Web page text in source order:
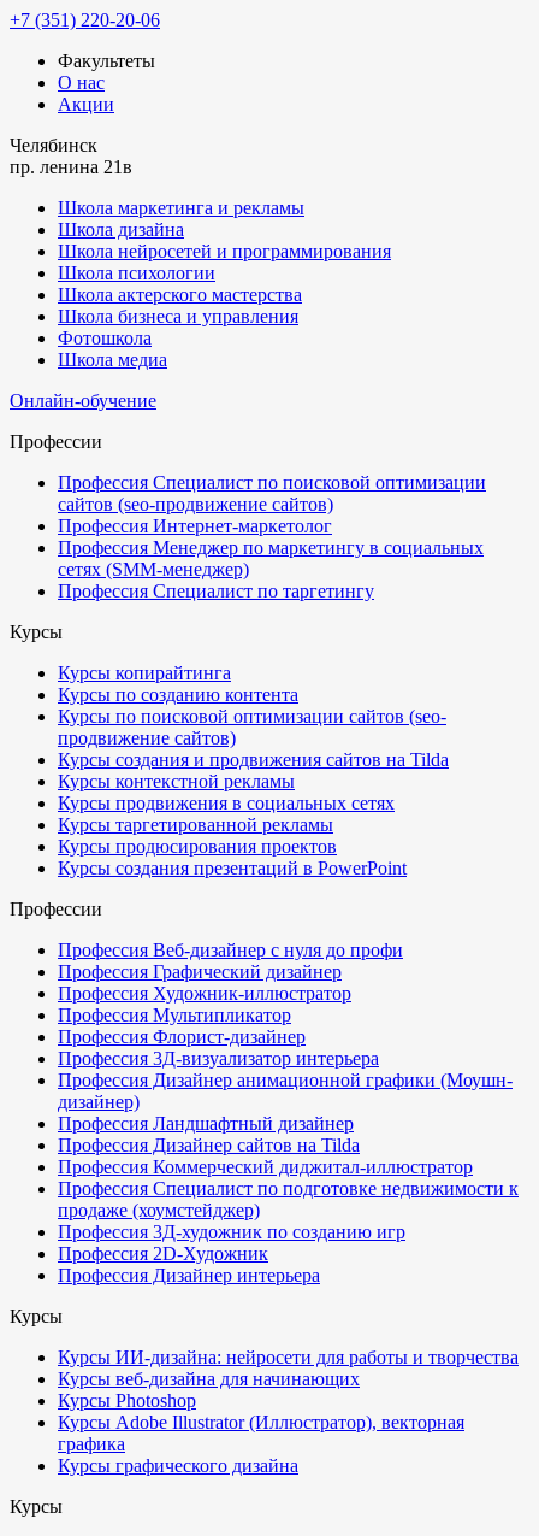
+7 (351) 220-20-06
Факультеты
О нас
Акции
Челябинск
пр. ленина 21в
Школа маркетинга и рекламы
Школа дизайна
Школа нейросетей и программирования
Школа психологии
Школа актерского мастерства
Школа бизнеса и управления
Фотошкола
Школа медиа
Онлайн-обучение
Профессии
Профессия Специалист по поисковой оптимизации
сайтов (seo-продвижение сайтов)
Профессия Интернет-маркетолог
Профессия Менеджер по маркетингу в социальных
сетях (SMM-менеджер)
Профессия Специалист по таргетингу
Курсы
Курсы копирайтинга
Курсы по созданию контента
Курсы по поисковой оптимизации сайтов (seo-
продвижение сайтов)
Курсы создания и продвижения сайтов на Tilda
Курсы контекстной рекламы
Курсы продвижения в социальных сетях
Курсы таргетированной рекламы
Курсы продюсирования проектов
Курсы создания презентаций в PowerPoint
Профессии
Профессия Веб-дизайнер с нуля до профи
Профессия Графический дизайнер
Профессия Художник-иллюстратор
Профессия Мультипликатор
Профессия Флорист-дизайнер
Профессия 3Д-визуализатор интерьера
Профессия Дизайнер анимационной графики (Моушн-
дизайнер)
Профессия Ландшафтный дизайнер
Профессия Дизайнер сайтов на Tilda
Профессия Коммерческий диджитал-иллюстратор
Профессия Специалист по подготовке недвижимости к
продаже (хоумстейджер)
Профессия 3Д-художник по созданию игр
Профессия 2D-Художник
Профессия Дизайнер интерьера
Курсы
Курсы ИИ-дизайна: нейросети для работы и творчества
Курсы веб-дизайна для начинающих
Курсы Photoshop
Курсы Adobe Illustrator (Иллюстратор), векторная
графика
Курсы графического дизайна
Курсы